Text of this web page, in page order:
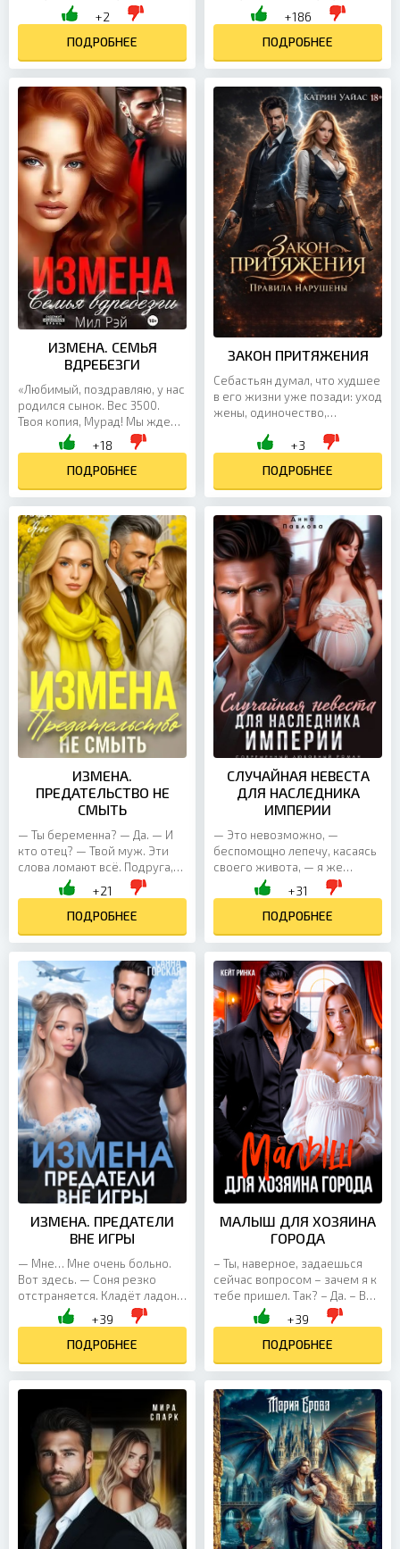
глазами в горящий взгляд
Гурова. -Это просто ребенок.
Ты моя жена,...
+2
ПОДРОБНЕЕ
машу перед его лицом
результатами его анализов. –
Ничего страшного, Варя....
+186
ПОДРОБНЕЕ
ИЗМЕНА. СЕМЬЯ
ВДРЕБЕЗГИ
«Любимый, поздравляю, у нас
родился сынок. Вес 3500.
Твоя копия, Мурад! Мы ждем
тебя, наш папулик!» - читаю
смс-ку в телефоне моего
горячо любимого...
+18
ПОДРОБНЕЕ
ЗАКОН ПРИТЯЖЕНИЯ
Себастьян думал, что худшее
в его жизни уже позади: уход
жены, одиночество,
бросает Вайлет, свою
+3
ПОДРОБНЕЕ
ИЗМЕНА.
ПРЕДАТЕЛЬСТВО НЕ
СМЫТЬ
— Ты беременна? — Да. — И
кто отец? — Твой муж. Эти
слова ломают всё. Подруга,
которой доверяла. Муж,
которого любила. Семь лет
надежд, врачей,...
+21
ПОДРОБНЕЕ
СЛУЧАЙНАЯ НЕВЕСТА
ДЛЯ НАСЛЕДНИКА
ИМПЕРИИ
— Это невозможно, —
беспомощно лепечу, касаясь
своего живота, — я же
девственница. — Ваша
девственность на месте. Но и
беременность тоже...
+31
ПОДРОБНЕЕ
ИЗМЕНА. ПРЕДАТЕЛИ
ВНЕ ИГРЫ
— Мне… Мне очень больно.
Вот здесь. — Соня резко
отстраняется. Кладёт ладонь
на свою грудь в районе
сердца. — А ты только
больней делаешь. Отпусти,...
+39
ПОДРОБНЕЕ
МАЛЫШ ДЛЯ ХОЗЯИНА
ГОРОДА
– Ты, наверное, задаешься
сейчас вопросом – зачем я к
тебе пришел. Так? – Да. – Вот
и мне интересно, как ты
оказалась на месте подарка
по вызову? – Я...
+39
ПОДРОБНЕЕ